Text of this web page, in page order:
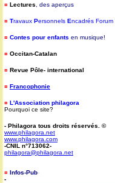
¤ Lectures , des aperçus
¤ Travaux Personnels Encadrés Forum
¤ Contes pour enfants en musique!
¤ Occitan-Catalan
¤ Revue Pôle- international
¤ Francophonie
¤ L'Association philagora
Pourquoi ce site?
- Philagora tous droits réservés. ©
www.philagora.net
www.philagora.com
-CNIL n°713062-
philagora@philagora.net
¤ Infos-Pub-
-